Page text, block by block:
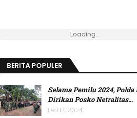
Loading...
BERITA POPULER
Selama Pemilu 2024, Polda
Dirikan Posko Netralitas…
Feb 13, 2024